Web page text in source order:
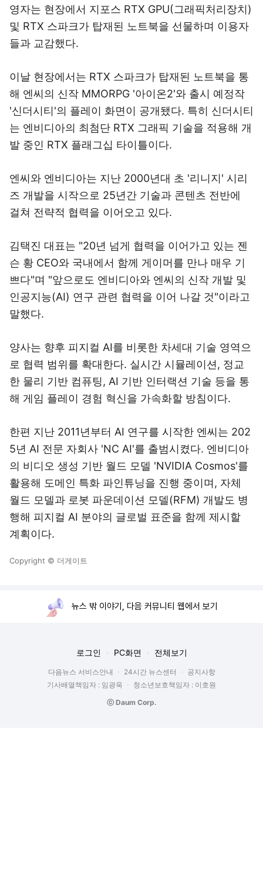
영자는 현장에서 지포스 RTX GPU(그래픽처리장치)
및 RTX 스파크가 탑재된 노트북을 선물하며 이용자
들과 교감했다.
이날 현장에서는 RTX 스파크가 탑재된 노트북을 통
해 엔씨의 신작 MMORPG '아이온2'와 출시 예정작
'신더시티'의 플레이 화면이 공개됐다. 특히 신더시티
는 엔비디아의 최첨단 RTX 그래픽 기술을 적용해 개
발 중인 RTX 플래그십 타이틀이다.
엔씨와 엔비디아는 지난 2000년대 초 '리니지' 시리
즈 개발을 시작으로 25년간 기술과 콘텐츠 전반에
걸쳐 전략적 협력을 이어오고 있다.
김택진 대표는 "20년 넘게 협력을 이어가고 있는 젠
슨 황 CEO와 국내에서 함께 게이머를 만나 매우 기
쁘다"며 "앞으로도 엔비디아와 엔씨의 신작 개발 및
인공지능(AI) 연구 관련 협력을 이어 나갈 것"이라고
말했다.
양사는 향후 피지컬 AI를 비롯한 차세대 기술 영역으
로 협력 범위를 확대한다. 실시간 시뮬레이션, 정교
한 물리 기반 컴퓨팅, AI 기반 인터랙션 기술 등을 통
해 게임 플레이 경험 혁신을 가속화할 방침이다.
한편 지난 2011년부터 AI 연구를 시작한 엔씨는 202
5년 AI 전문 자회사 'NC AI'를 출범시켰다. 엔비디아
의 비디오 생성 기반 월드 모델 'NVIDIA Cosmos'를
활용해 도메인 특화 파인튜닝을 진행 중이며, 자체
월드 모델과 로봇 파운데이션 모델(RFM) 개발도 병
행해 피지컬 AI 분야의 글로벌 표준을 함께 제시할
계획이다.
Copyright © 더게이트
뉴스 밖 이야기, 다음 커뮤니티 웹에서 보기
로그인 PC화면 전체보기
다음뉴스 서비스안내 24시간 뉴스센터
공지사항
기사배열책임자 : 임광욱
청소년보호책임자 : 이호원
ⓒ Daum Corp.